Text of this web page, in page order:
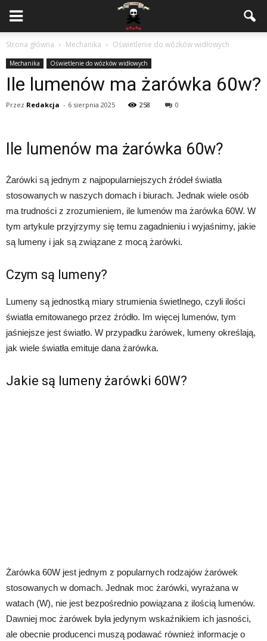
Strona główna Mechanika Oświetlenie do wózków widłowych
Mechanika Oświetlenie do wózków widłowych
Ile lumenów ma żarówka 60w?
Przez Redakcja - 6 sierpnia 2025 258 0
Ile lumenów ma żarówka 60w?
Żarówki są jednym z najpopularniejszych źródeł światła
stosowanych w naszych domach i biurach. Jednak wiele osób
ma trudności z zrozumieniem, ile lumenów ma żarówka 60W. W
tym artykule przyjrzymy się temu zagadnieniu i wyjaśnimy, jakie
są lumeny i jak są związane z mocą żarówki.
Czym są lumeny?
Lumeny są jednostką miary strumienia świetlnego, czyli ilości
światła emitowanego przez źródło. Im więcej lumenów, tym
jaśniejsze jest światło. W przypadku żarówek, lumeny określają,
jak wiele światła emituje dana żarówka.
Jakie są lumeny żarówki 60W?
Żarówka 60W jest jednym z popularnych rodzajów żarówek
stosowanych w domach. Jednak moc żarówki, wyrażana w
watach (W), nie jest bezpośrednio powiązana z ilością lumenów.
Dawniej moc żarówek była jedynym wskaźnikiem ich jasności,
ale obecnie producenci muszą podawać również informacje o